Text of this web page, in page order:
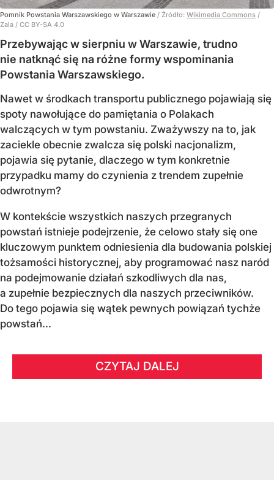
Pomnik Powstania Warszawskiego w Warszawie / Źródło: Wikimedia Commons /
Zala / CC BY-SA 4.0
Przebywając w sierpniu w Warszawie, trudno
nie natknąć się na różne formy wspominania
Powstania Warszawskiego.
Nawet w środkach transportu publicznego pojawiają się
spoty nawołujące do pamiętania o Polakach
walczących w tym powstaniu. Zważywszy na to, jak
zaciekle obecnie zwalcza się polski nacjonalizm,
pojawia się pytanie, dlaczego w tym konkretnie
przypadku mamy do czynienia z trendem zupełnie
odwrotnym?
W kontekście wszystkich naszych przegranych
powstań istnieje podejrzenie, że celowo stały się one
kluczowym punktem odniesienia dla budowania polskiej
tożsamości historycznej, aby programować nasz naród
na podejmowanie działań szkodliwych dla nas,
a zupełnie bezpiecznych dla naszych przeciwników.
Do tego pojawia się wątek pewnych powiązań tychże
powstań...
CZYTAJ DALEJ